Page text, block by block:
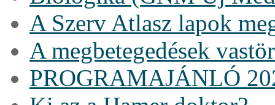
A Szerv Atlasz lapok
A megbetegedések
PROGRAMAJÁNLÓ